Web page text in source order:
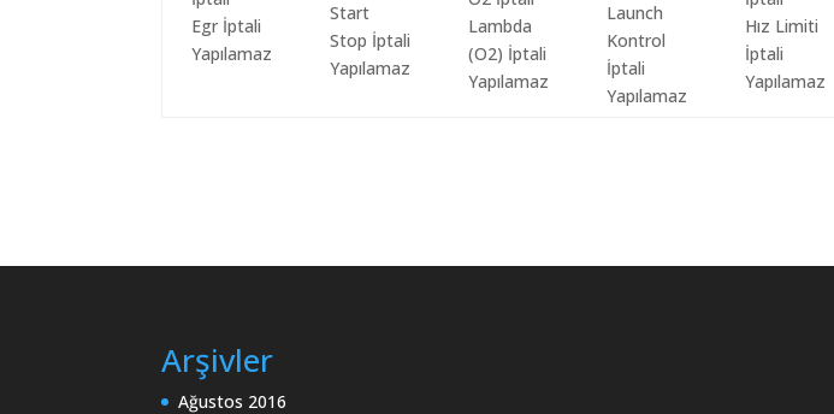
Egr İptali
Yapılamaz
Start
Stop İptali
Yapılamaz
Lambda
(O2) İptali
Yapılamaz
Launch
Kontrol
İptali
Yapılamaz
Hız Limiti
İptali
Yapılamaz
Arşivler
Ağustos 2016